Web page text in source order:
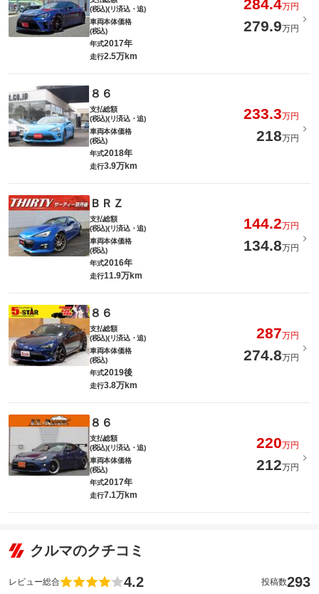
(税込)(リ済込・追)
284.4万円
車両本体価格
(税込)
279.9万円
年式2017年
走行2.5万km
８６
支払総額
(税込)(リ済込・追)
233.3万円
車両本体価格
(税込)
218万円
年式2018年
走行3.9万km
ＢＲＺ
支払総額
(税込)(リ済込・追)
144.2万円
車両本体価格
(税込)
134.8万円
年式2016年
走行11.9万km
８６
支払総額
(税込)(リ済込・追)
287万円
車両本体価格
(税込)
274.8万円
年式2019後
走行3.8万km
８６
支払総額
(税込)(リ済込・追)
220万円
車両本体価格
(税込)
212万円
年式2017年
走行7.1万km
クルマのクチコミ
レビュー総合 4.2 投稿数293